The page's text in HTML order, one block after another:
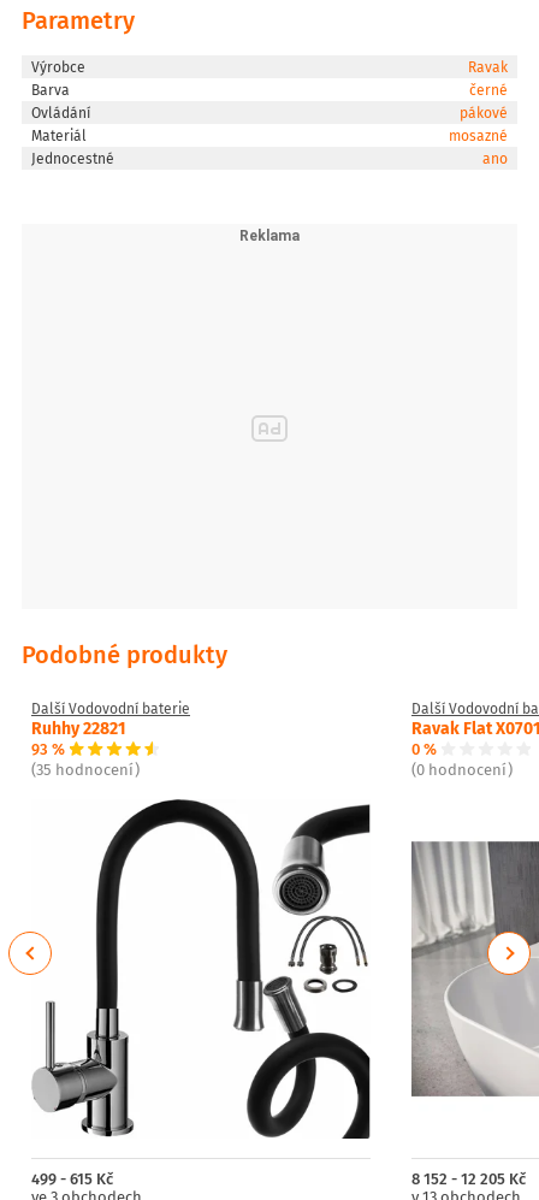
Parametry
Výrobce
Ravak
Barva
černé
Ovládání
pákové
Materiál
mosazné
Jednocestné
ano
Podobné produkty
Další Vodovodní baterie
Ruhhy 22821
93 %
(35 hodnocení)
499 - 615 Kč
Další Vodovodní
Ravak Flat
0 %
(0 hodnocení)
8 152 - 12 205 Kč
Previous Next